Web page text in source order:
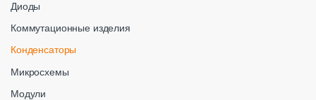
Диоды
Коммутационные изделия
Конденсаторы
Микросхемы
Модули